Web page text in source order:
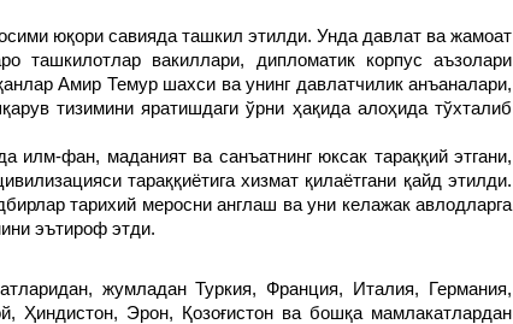
юқори савияда ташкил этилди. Унда давлат ва жамоат
ташкилотлар вакиллари, дипломатик корпус аъзолари
Амир Темур шахси ва унинг давлатчилик анъаналари,
тизимини яратишдаги ўрни ҳақида алоҳида тўхталиб
илм-фан, маданият ва санъатнинг юксак тараққий этгани,
тараққиётига хизмат қилаётгани қайд этилди.
тарихий меросни англаш ва уни келажак авлодларга
эътироф этди.
жумладан Туркия, Франция, Италия, Германия,
Ҳиндистон, Эрон, Қозоғистон ва бошқа мамлакатлардан